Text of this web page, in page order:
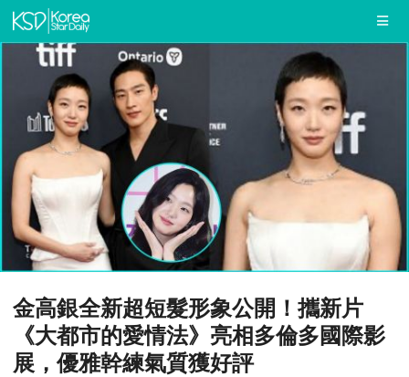
金高銀全新超短髮形象公開！攜新片
《大都市的愛情法》亮相多倫多國際影
展，優雅幹練氣質獲好評